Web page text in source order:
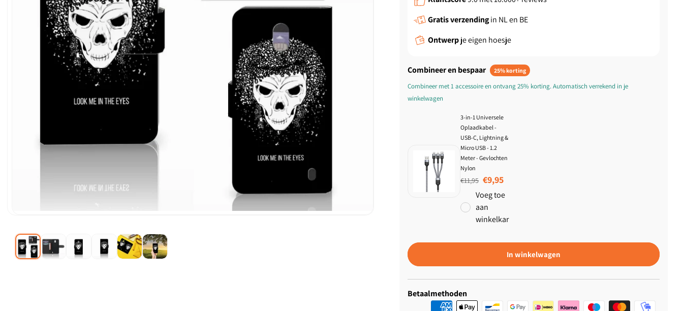
Gratis verzendingin NL en BE
Ontwerpje eigen hoesje
Combineer en bespaar 25% korting
Combineer met 1 accessoire en ontvang 25% korting. Automatisch verrekend in je
winkelwagen
3-in-1 Universele
Oplaadkabel -
USB-C, Lightning &
Micro USB - 1.2
Meter - Gevlochten
Nylon
Normale prijs
€11,95 Aanbiedingsprijs
€9,95
Voeg toe
aan
winkelkar
In winkelwagen
Betaalmethoden